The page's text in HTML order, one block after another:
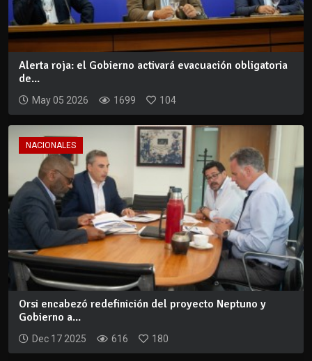
Alerta roja: el Gobierno activará evacuación obligatoria
de...
May 05 2026 1699 104
NACIONALES
Orsi encabezó redefinición del proyecto Neptuno y
Gobierno a...
Dec 17 2025 616 180